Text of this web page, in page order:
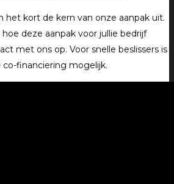
het kort de kern van onze aanpak uit.
deze aanpak voor jullie bedrijf
met ons op. Voor snelle beslissers is
financiering mogelijk.